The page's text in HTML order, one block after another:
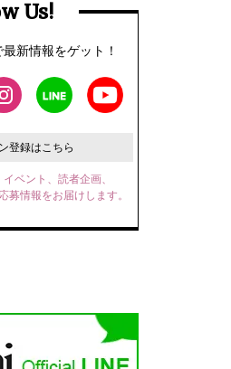
Us!
新情報をゲット！
登録はこちら
ベント、読者企画、
募情報をお届けします。